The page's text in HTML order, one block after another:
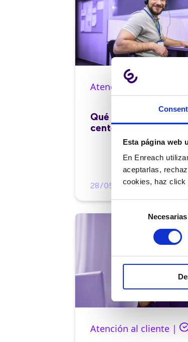
Esta página web
En Enreach
aceptarlas,
cookies, haz click
consentimiento
Necesarias
Atención al cliente |
Qué es el FCR en un
center y cómo
28/05/2026
Atención al cliente |